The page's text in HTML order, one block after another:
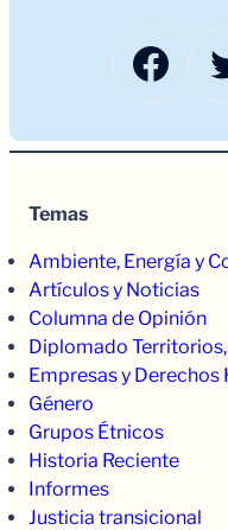
Temas
Ambiente, Energía y
Artículos y Noticias
Columna de Opinión
Diplomado
Empresas y Derechos
Género
Grupos Étnicos
Historia Reciente
Informes
Justicia transicional